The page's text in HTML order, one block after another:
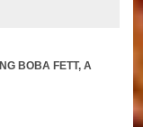
BOBA FETT, A